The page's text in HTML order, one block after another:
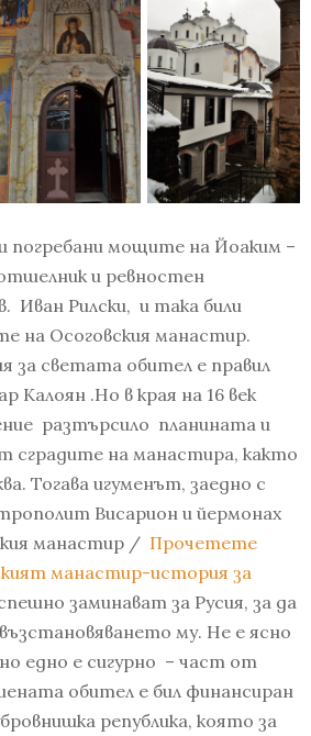
погребани мощите на Йоаким –
и ревностен
Иван Рилски, и така били
на Осоговския манастир.
за светата обител е правил
Калоян .Но в края на 16 век
разтърсило планината и
сградите на манастира, както
Тогава игуменът, заедно с
Висарион и йермонах
манастир / Прочетете
манастир-история за
заминават за Русия, за да
му. Не е ясно
но едно е сигурно – част от
обител е бил финансиран
република, която за